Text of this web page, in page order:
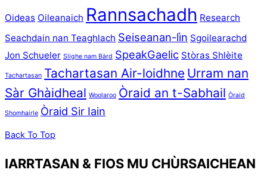
Oideas Oileanaich Rannsachadh Research
Seachdain nan Teaghlach Seiseanan-lìn Sgoilearachd
Jon Schueler Slighe nam Bàrd SpeakGaelic Stòras Shlèite
Tachartasan Tachartasan Air-loidhne Urram nan
Sàr Ghàidheal Woolaroo Òraid an t-Sabhail Òraid
Shomhairle Òraid Sir Iain
Back To Top
IARRTASAN & FIOS MU CHÙRSAICHEAN